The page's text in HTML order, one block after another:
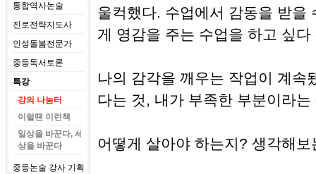
통합역사논술
진로전략지도사
인성돌봄전문가
중등독서토론
특강
강의 나눔터
이럴땐 이런책
일상을 바꾼다, 세
상을 바꾼다
중등논술 강사 기획
울컥했다. 수업에서 감동을 받을
게 영감을 주는 수업을 하고 싶다
나의 감각을 깨우는 작업이 계속
다는 것, 내가 부족한 부분이라
어떻게 살아야 하는지? 생각해